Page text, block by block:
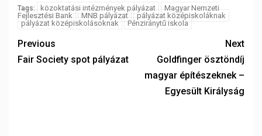
Tags: közoktatási intézmények pályázat
Magyar Nemzeti
Fejlesztési Bank
MNB pályázat
pályázat középiskoláknak
pályázat középiskolásoknak
Pénziránytű iskola
Previous
Fair Society spot pályázat
Next
Goldfinger ösztöndíj
magyar építészeknek –
Egyesült Királyság